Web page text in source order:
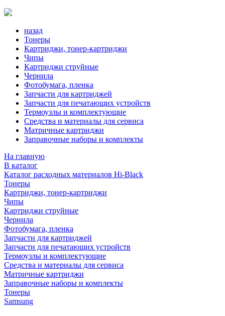
назад
Тонеры
Картриджи, тонер-картриджи
Чипы
Картриджи струйные
Чернила
Фотобумага, пленка
Запчасти для картриджей
Запчасти для печатающих устройств
Термоузлы и комплектующие
Средства и материалы для сервиса
Матричные картриджи
Заправочные наборы и комплекты
На главную
В каталог
Каталог расходных материалов Hi-Black
Тонеры
Картриджи, тонер-картриджи
Чипы
Картриджи струйные
Чернила
Фотобумага, пленка
Запчасти для картриджей
Запчасти для печатающих устройств
Термоузлы и комплектующие
Средства и материалы для сервиса
Матричные картриджи
Заправочные наборы и комплекты
Тонеры
Samsung